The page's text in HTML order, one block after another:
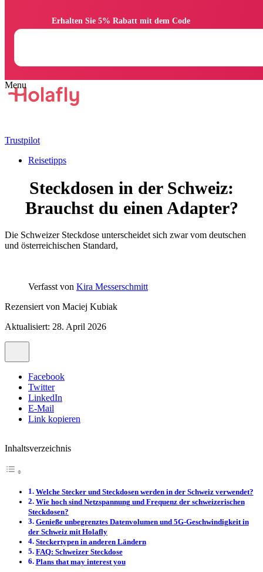
Trustpilot
Reisetipps
Steckdosen in der Schweiz:
Brauchst du einen Adapter?
Die Schweizer Steckdose unterscheidet sich zwar vom deutschen
und österreichischen Standard,
Verfasst von Kira Messerschmitt
Rezensiert von Maciej Kubiak
Aktualisiert: 28. April 2026
Facebook
Twitter
LinkedIn
E-Mail
Link kopieren
Inhaltsverzeichnis
Welche Stecker und Steckdosen werden in der Schweiz verwendet?
Wie hoch sind Netzspannung und Frequenz der schweizerischen
Steckdosen?
Genieße unbegrenztes Datenvolumen und 5G-Geschwindigkeit in
der Schweiz mit Holafly
Steckertypen in anderen Ländern
FAQ: Schweizer Steckdose
Plans that may interest you